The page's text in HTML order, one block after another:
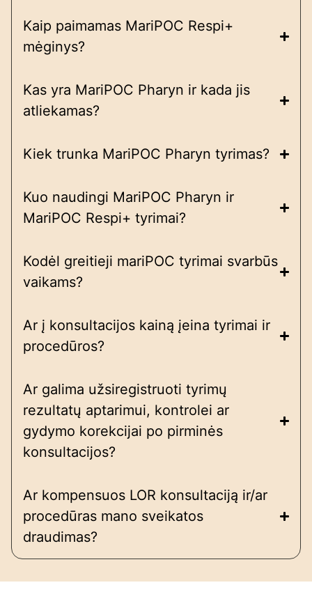
Kaip paimamas MariPOC Respi+
mėginys?
Kas yra MariPOC Pharyn ir kada jis
atliekamas?
Kiek trunka MariPOC Pharyn tyrimas?
Kuo naudingi MariPOC Pharyn ir
MariPOC Respi+ tyrimai?
Kodėl greitieji mariPOC tyrimai svarbūs
vaikams?
Ar į konsultacijos kainą įeina tyrimai ir
procedūros?
Ar galima užsiregistruoti tyrimų
rezultatų aptarimui, kontrolei ar
gydymo korekcijai po pirminės
konsultacijos?
Ar kompensuos LOR konsultaciją ir/ar
procedūras mano sveikatos
draudimas?